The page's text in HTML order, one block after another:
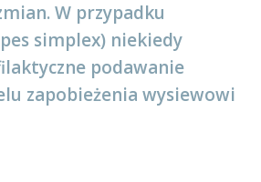
W przypadku
simplex) niekiedy
podawanie
zapobieżenia wysiewowi